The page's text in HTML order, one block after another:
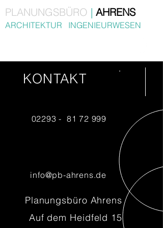
PLANUNGSBÜRO | AHRENS
ARCHITEKTUR INGENIEURWESEN
KONTAKT
02293 - 81 72 999
info@pb-ahrens.de
Planungsbüro Ahrens
Auf dem Heidfeld 15